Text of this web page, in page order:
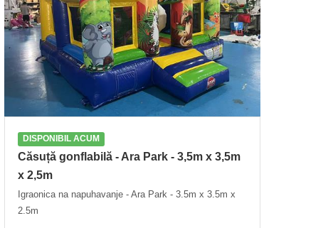
DISPONIBIL ACUM
Căsuță gonflabilă - Ara Park - 3,5m x 3,5m
x 2,5m
Igraonica na napuhavanje - Ara Park - 3.5m x 3.5m x
2.5m